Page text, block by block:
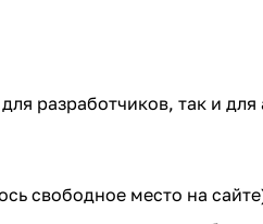
разработчиков, так и
свободное место на